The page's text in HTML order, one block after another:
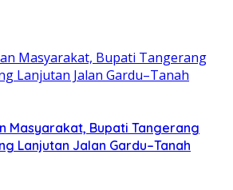
Masyarakat, Bupati Tangerang
Lanjutan Jalan Gardu–Tanah